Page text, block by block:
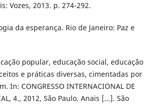
Vozes, 2013. p. 274-292.
da esperança. Rio de Janeiro: Paz e
popular, educação social, educação
e práticas diversas, cimentadas por
In: CONGRESSO INTERNACIONAL DE
4., 2012, São Paulo. Anais [...]. São